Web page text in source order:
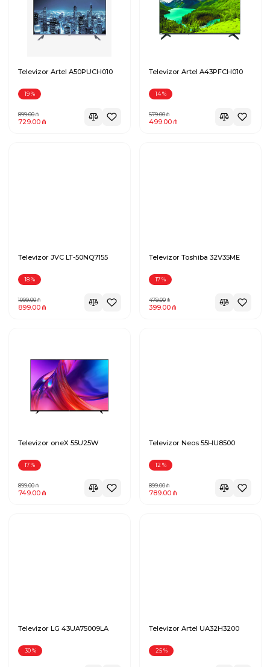
Televizor Artel A50PUCH010
19%
899.00
729.00
Televizor Artel A43PFCH010
14%
579.00
499.00
Televizor JVC LT-50NQ7155
18%
1099.00
899.00
Televizor Toshiba 32V35ME
17%
479.00
399.00
Televizor oneX 55U25W
17%
899.00
749.00
Televizor Neos 55HU8500
12 %
899.00
789.00
Televizor LG 43UA75009LA
30%
Televizor Artel UA32H3200
25%